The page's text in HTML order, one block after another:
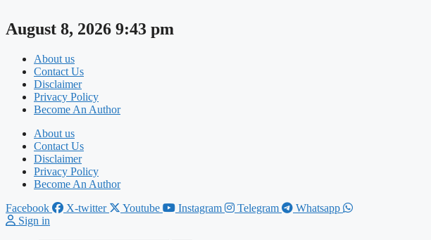
to
content
August 8, 2026 9:43 pm
About us
Contact Us
Disclaimer
Privacy Policy
Become An Author
About us
Contact Us
Disclaimer
Privacy Policy
Become An Author
Facebook
X-twitter Youtube Instagram Telegram
Whatsapp
Sign in